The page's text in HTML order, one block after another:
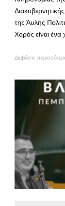
της Άυλης
Χορός είναι
Διαβάστε